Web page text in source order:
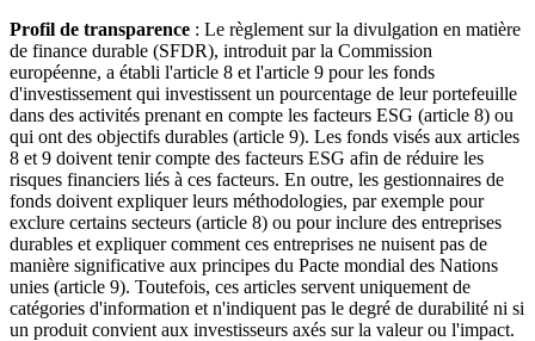
Profil de transparence : Le règlement sur la divulgation en matière
de finance durable (SFDR), introduit par la Commission
européenne, a établi l'article 8 et l'article 9 pour les fonds
d'investissement qui investissent un pourcentage de leur portefeuille
dans des activités prenant en compte les facteurs ESG (article 8) ou
qui ont des objectifs durables (article 9). Les fonds visés aux articles
8 et 9 doivent tenir compte des facteurs ESG afin de réduire les
risques financiers liés à ces facteurs. En outre, les gestionnaires de
fonds doivent expliquer leurs méthodologies, par exemple pour
exclure certains secteurs (article 8) ou pour inclure des entreprises
durables et expliquer comment ces entreprises ne nuisent pas de
manière significative aux principes du Pacte mondial des Nations
unies (article 9). Toutefois, ces articles servent uniquement de
catégories d'information et n'indiquent pas le degré de durabilité ni si
un produit convient aux investisseurs axés sur la valeur ou l'impact.